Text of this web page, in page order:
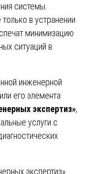
системы.
в устранении
минимизацию
ситуаций в
инженерной
его элемента
экспертиз»,
услуги с
экспертиз»